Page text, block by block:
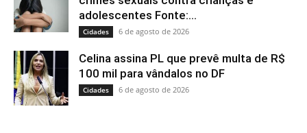
adolescentes Fonte:...
Cidades 6 de agosto de 2026
Celina assina PL que prevê multa de R$
100 mil para vândalos no DF
Cidades 6 de agosto de 2026